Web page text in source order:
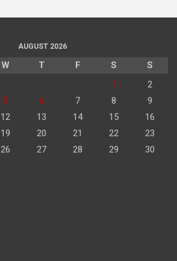
AUGUST 2026
W T F S
S
1
2
5 6 7 8
9
12 13 14 15
16
19 20 21 22
23
26 27 28 29
30